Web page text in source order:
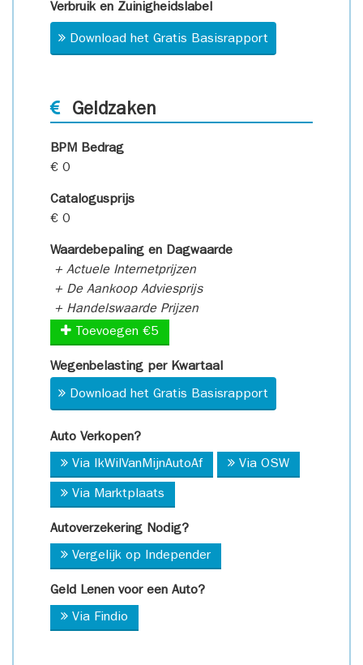
Verbruik en Zuinigheidslabel
Download het Gratis Basisrapport
Geldzaken
BPM Bedrag
€ 0
Catalogusprijs
€ 0
Waardebepaling en Dagwaarde
+ Actuele Internetprijzen
+ De Aankoop Adviesprijs
+ Handelswaarde Prijzen
Toevoegen €5
Wegenbelasting per Kwartaal
Download het Gratis Basisrapport
Auto Verkopen?
Via IkWilVanMijnAutoAf Via OSW
Via Marktplaats
Autoverzekering Nodig?
Vergelijk op Independer
Geld Lenen voor een Auto?
Via Findio